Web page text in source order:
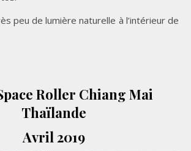
peu de lumière naturelle à l’intérieur de
Roller Chiang Mai
Thaïlande
Avril 2019